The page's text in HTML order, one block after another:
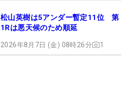
松山英樹は5アンダー暫定11位 第
1Rは悪天候のため順延
2026年8月7日 (金) 08時26分 1